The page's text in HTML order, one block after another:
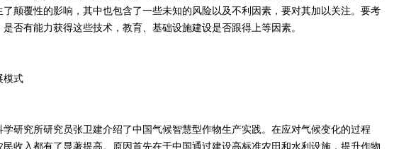
颠覆性的影响，其中也包含了一些未知的风险以及不利因素，要对其加以关注。要考
否有能力获得这些技术，教育、基础设施建设是否跟得上等因素。
式
究所研究员张卫建介绍了中国气候智慧型作物生产实践。在应对气候变化的过程
收入都有了显著提高。原因首先在于中国通过建设高标准农田和水利设施，提升作物